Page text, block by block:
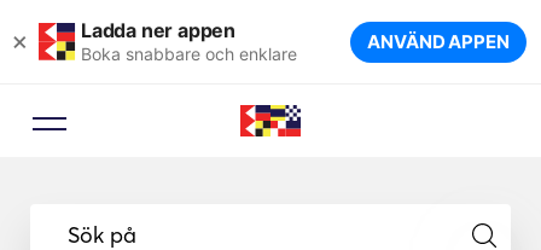
× Ladda ner appen
Boka snabbare och enklare ANVÄND APPEN
Sök på